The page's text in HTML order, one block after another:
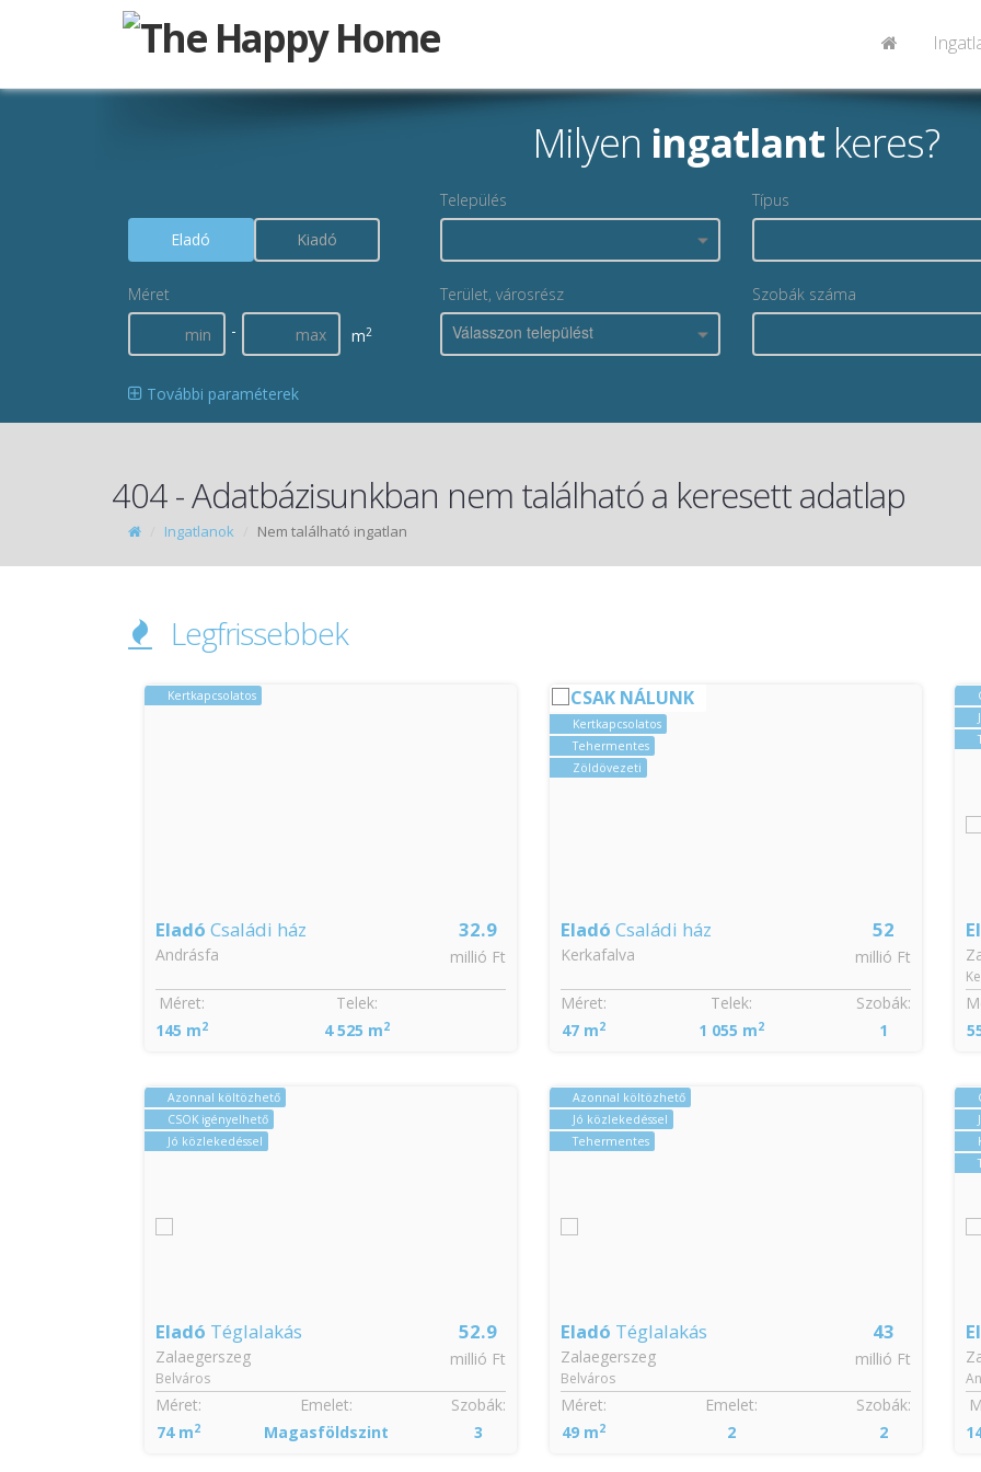
Milyen ingatlant keres?
Eladó Kiadó
Település Típus
Méret
-
m2
Terület, városrész
Válasszon települést
Szobák száma
További paraméterek
404 - Adatbázisunkban nem található a keresett adatlap
Ingatlanok Nem található ingatlan
Legfrissebbek
Kertkapcsolatos
32.9
millió Ft
Eladó Családi ház
Andrásfa
Méret:
145 m2
Telek:
4 525 m2
Azonnal költözhető
CSOK igényelhető
Jó közlekedéssel
52.9
millió Ft
Eladó Téglalakás
Zalaegerszeg
Belváros
Szobák:
3
Méret:
74 m2
Emelet:
Magasföldszint
CSAK NÁLUNK
Kertkapcsolatos
Tehermentes
Zöldövezeti
52
millió Ft
Eladó Családi ház
Kerkafalva
Szobák:
1
Méret:
47 m2
Telek:
1 055 m2
Azonnal költözhető
Jó közlekedéssel
Tehermentes
43
millió Ft
Eladó Téglalakás
Zalaegerszeg
Belváros
Szobák:
2
Méret:
49 m2
Emelet:
2